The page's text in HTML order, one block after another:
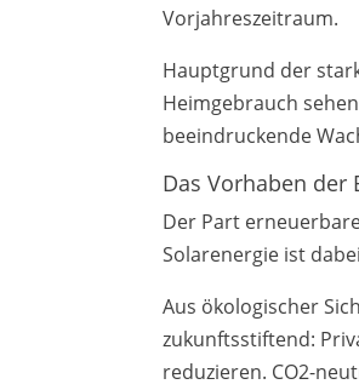
Vorjahreszeitraum.
Hauptgrund der
Heimgebrauch
beeindruckende
Das Vorhaben der
Der Part
Solarenergie ist
Aus ökologischer
zukunftsstiftend:
reduzieren. CO2-